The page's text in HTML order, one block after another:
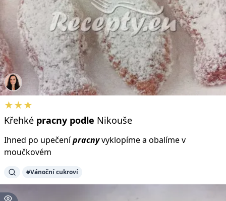
★★★
Křehké pracny podle Nikouše
Ihned po upečenípracnyvyklopíme a obalíme v
moučkovém
#Vánoční cukroví